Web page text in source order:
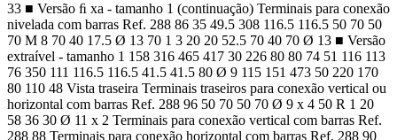
33 ■ Versão ﬁ xa - tamanho 1 (continuação) Terminais para conexão
nivelada com barras Ref. 288 86 35 49.5 308 116.5 116.5 50 70 50
70 M 8 70 40 17.5 Ø 13 70 1 3 20 20 52.5 70 40 70 Ø 13 ■ Versão
extraível - tamanho 1 158 316 465 417 30 226 80 80 74 51 116 113
76 350 111 116.5 116.5 41.5 41.5 80 Ø 9 115 151 473 50 220 170
80 110 48 Vista traseira Terminais traseiros para conexão vertical ou
horizontal com barras Ref. 288 96 50 70 50 70 Ø 9 x 4 50 R 1 20
58 36 30 Ø 11 x 2 Terminais para conexão vertical com barras Ref.
288 88 Terminais para conexão horizontal com barras Ref. 288 90